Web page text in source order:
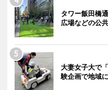
タワー飯田橋
広場などの公
大妻女子大で
験企画で地域